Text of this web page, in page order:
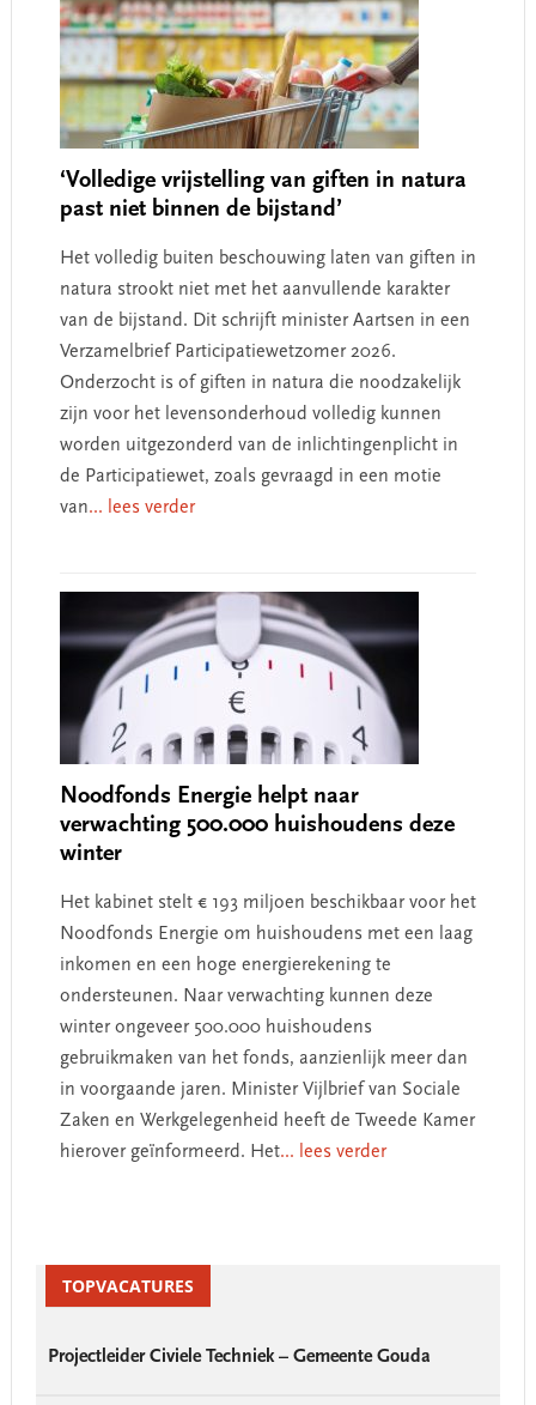
‘Volledige vrijstelling van giften in natura
past niet binnen de bijstand’
Het volledig buiten beschouwing laten van giften in
natura strookt niet met het aanvullende karakter
van de bijstand. Dit schrijft minister Aartsen in een
Verzamelbrief Participatiewetzomer 2026.
Onderzocht is of giften in natura die noodzakelijk
zijn voor het levensonderhoud volledig kunnen
worden uitgezonderd van de inlichtingenplicht in
de Participatiewet, zoals gevraagd in een motie
van... lees verder
Noodfonds Energie helpt naar
verwachting 500.000 huishoudens deze
winter
Het kabinet stelt € 193 miljoen beschikbaar voor het
Noodfonds Energie om huishoudens met een laag
inkomen en een hoge energierekening te
ondersteunen. Naar verwachting kunnen deze
winter ongeveer 500.000 huishoudens
gebruikmaken van het fonds, aanzienlijk meer dan
in voorgaande jaren. Minister Vijlbrief van Sociale
Zaken en Werkgelegenheid heeft de Tweede Kamer
hierover geïnformeerd. Het... lees verder
SidebarTOPVACATURES
Projectleider Civiele Techniek – Gemeente Gouda